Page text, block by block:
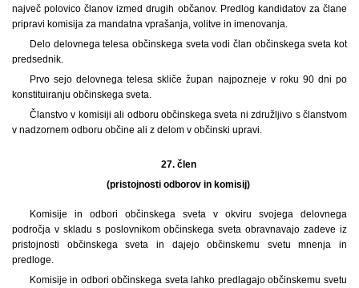
največ polovico članov izmed drugih občanov. Predlog kandidatov za člane
pripravi komisija za mandatna vprašanja, volitve in imenovanja.
Delo delovnega telesa občinskega sveta vodi član občinskega sveta kot
predsednik.
Prvo sejo delovnega telesa skliče župan najpozneje v roku 90 dni po
konstituiranju občinskega sveta.
Članstvo v komisiji ali odboru občinskega sveta ni združljivo s članstvom
v nadzornem odboru občine ali z delom v občinski upravi.
27. člen
(pristojnosti odborov in komisij)
Komisije in odbori občinskega sveta v okviru svojega delovnega
področja v skladu s poslovnikom občinskega sveta obravnavajo zadeve iz
pristojnosti občinskega sveta in dajejo občinskemu svetu mnenja in
predloge.
Komisije in odbori občinskega sveta lahko predlagajo občinskemu svetu